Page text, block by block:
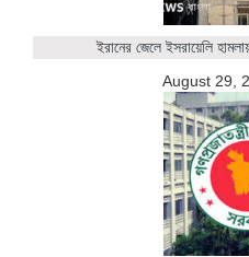
ইরানের জেলে ইসরায়েলি
August 29,